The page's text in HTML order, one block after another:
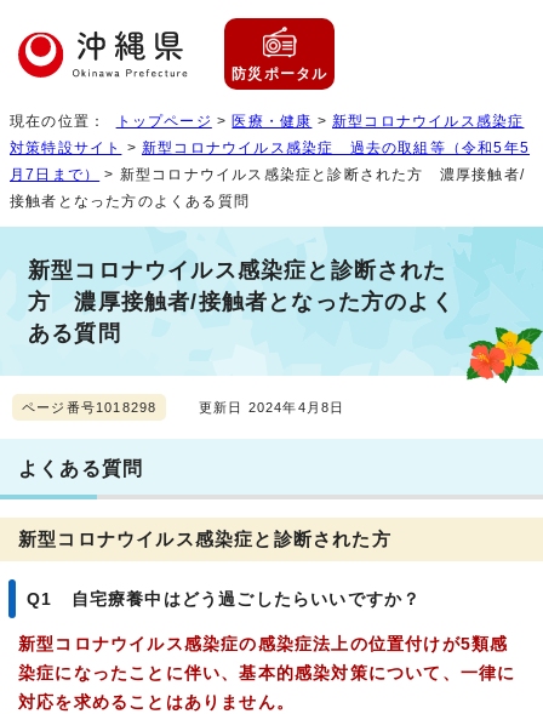
防災ポータル
現在の位置： トップページ > 医療・健康 >新型コロナウイルス感染症
対策特設サイト
>新型コロナウイルス感染症 過去の取組等（令和5年5
月7日まで）
> 新型コロナウイルス感染症と診断された方 濃厚接触者/
接触者となった方のよくある質問
新型コロナウイルス感染症と診断された
方 濃厚接触者/接触者となった方のよく
ある質問
ページ番号1018298 更新日 2024年4月8日
よくある質問
新型コロナウイルス感染症と診断された方
Q1 自宅療養中はどう過ごしたらいいですか？
新型コロナウイルス感染症の感染症法上の位置付けが5類感
染症になったことに伴い、基本的感染対策について、一律に
対応を求めることはありません。